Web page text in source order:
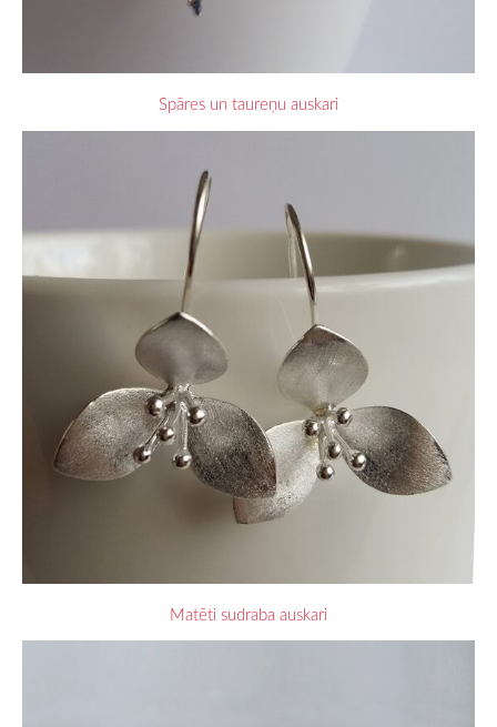
Spāres un taureņu auskari
Matēti sudraba auskari